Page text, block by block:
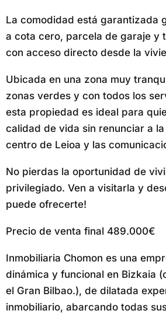
La comodidad está garantizada
a cota cero, parcela de garaje y
con acceso directo desde la
Ubicada en una zona muy
zonas verdes y con todos los
esta propiedad es ideal para
calidad de vida sin renunciar a
centro de Leioa y las
No pierdas la oportunidad de
privilegiado. Ven a visitarla y
puede ofrecerte!
Precio de venta final 489.000€
Inmobiliaria Chomon es una
dinámica y funcional en Bizkaia
el Gran Bilbao.), de dilatada
inmobiliario, abarcando todas